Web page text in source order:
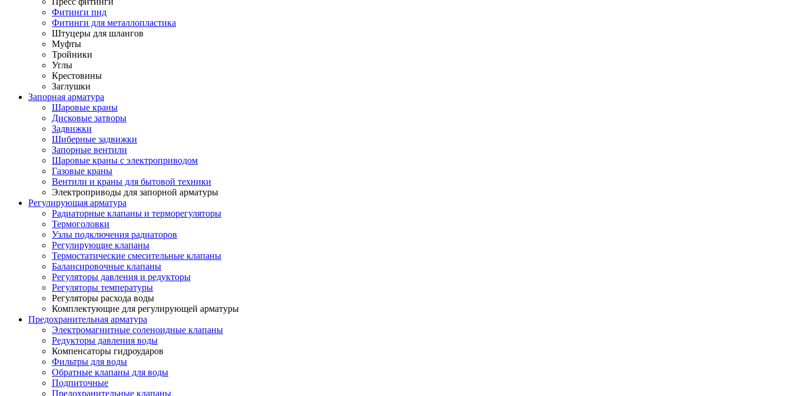
Фитинги пнд
Фитинги для металлопластика
Штуцеры для шлангов
Муфты
Тройники
Углы
Крестовины
Заглушки
Запорная арматура
Шаровые краны
Дисковые затворы
Задвижки
Шиберные задвижки
Запорные вентили
Шаровые краны с электроприводом
Газовые краны
Вентили и краны для бытовой техники
Электроприводы для запорной арматуры
Регулирующая арматура
Радиаторные клапаны и терморегуляторы
Термоголовки
Узлы подключения радиаторов
Регулирующие клапаны
Термостатические смесительные клапаны
Балансировочные клапаны
Регуляторы давления и редукторы
Регуляторы температуры
Регуляторы расхода воды
Комплектующие для регулирующей арматуры
Предохранительная арматура
Электромагнитные соленоидные клапаны
Редукторы давления воды
Компенсаторы гидроударов
Фильтры для воды
Обратные клапаны для воды
Подпиточные
Предохранительные клапаны